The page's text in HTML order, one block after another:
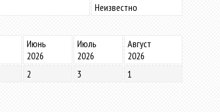
Неизвестно
Июнь
2026
Июль
2026
Август
2026
2 3 1